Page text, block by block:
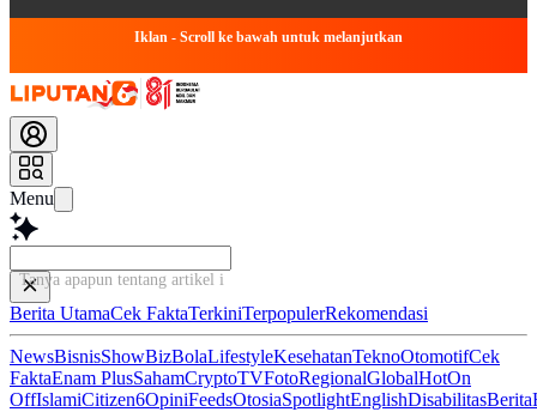
Iklan - Scroll ke bawah untuk melanjutkan
Menu
Tanya apapun tentang artikel ini...
Berita UtamaCek FaktaTerkiniTerpopulerRekomendasi
NewsBisnisShowBizBolaLifestyleKesehatanTeknoOtomotifCek
FaktaEnam PlusSahamCryptoTVFotoRegionalGlobalHotOn
OffIslamiCitizen6OpiniFeedsOtosiaSpotlightEnglishDisabilitasBerita